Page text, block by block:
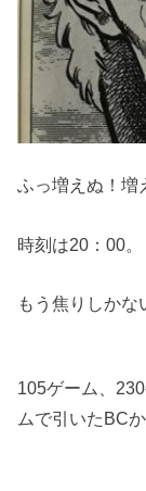
ふっ増えぬ！増
時刻は20：00。
もう焦りしかな
105ゲーム、
ムで引いたBC